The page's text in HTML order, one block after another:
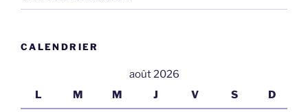
CALENDRIER
août 2026
L
M M J V S D